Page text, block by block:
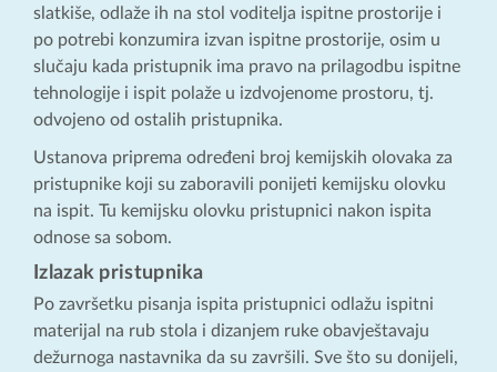
slatkiše, odlaže ih na stol voditelja ispitne prostorije i
po potrebi konzumira izvan ispitne prostorije, osim u
slučaju kada pristupnik ima pravo na prilagodbu ispitne
tehnologije i ispit polaže u izdvojenome prostoru, tj.
odvojeno od ostalih pristupnika.
Ustanova priprema određeni broj kemijskih olovaka za
pristupnike koji su zaboravili ponijeti kemijsku olovku
na ispit. Tu kemijsku olovku pristupnici nakon ispita
odnose sa sobom.
Izlazak pristupnika
Po završetku pisanja ispita pristupnici odlažu ispitni
materijal na rub stola i dizanjem ruke obavještavaju
dežurnoga nastavnika da su završili. Sve što su donijeli,